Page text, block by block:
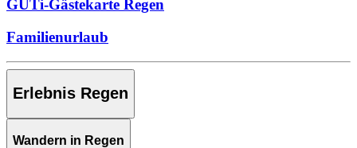
GUTi-Gästekarte Regen
Familienurlaub
Erlebnis Regen
Wandern in Regen